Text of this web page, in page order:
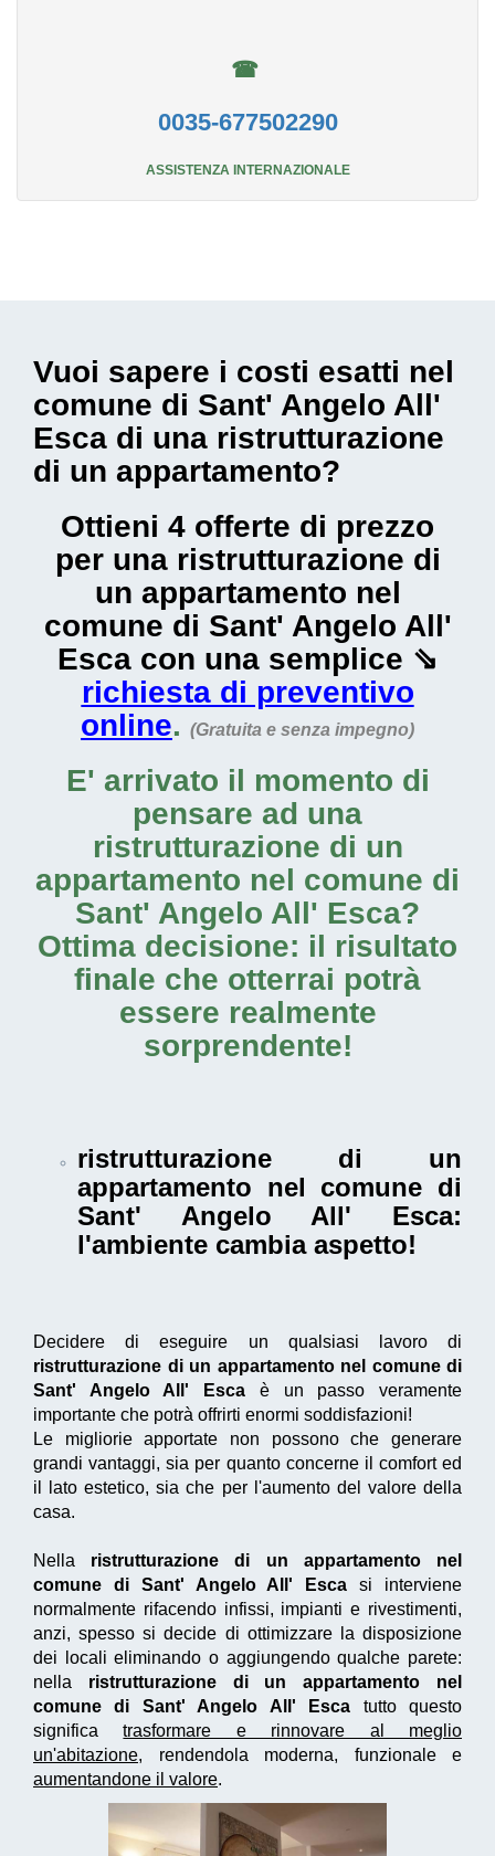
☎
0035-677502290
ASSISTENZA INTERNAZIONALE
Vuoi sapere i costi esatti nel
comune di Sant' Angelo All'
Esca di una ristrutturazione
di un appartamento?
Ottieni 4 offerte di prezzo
per una ristrutturazione di
un appartamento nel
comune di Sant' Angelo All'
Esca con una semplice ⇘
richiesta di preventivo
online. (Gratuita e senza impegno)
E' arrivato il momento di
pensare ad una
ristrutturazione di un
appartamento nel comune di
Sant' Angelo All' Esca?
Ottima decisione: il risultato
finale che otterrai potrà
essere realmente
sorprendente!
ristrutturazione di un
appartamento nel comune di
Sant' Angelo All' Esca:
l'ambiente cambia aspetto!
Decidere di eseguire un qualsiasi lavoro di
ristrutturazione di un appartamento nel comune di
Sant' Angelo All' Esca è un passo veramente
importante che potrà offrirti enormi soddisfazioni!
Le migliorie apportate non possono che generare
grandi vantaggi, sia per quanto concerne il comfort ed
il lato estetico, sia che per l'aumento del valore della
casa.
Nella ristrutturazione di un appartamento nel
comune di Sant' Angelo All' Esca si interviene
normalmente rifacendo infissi, impianti e rivestimenti,
anzi, spesso si decide di ottimizzare la disposizione
dei locali eliminando o aggiungendo qualche parete:
nella ristrutturazione di un appartamento nel
comune di Sant' Angelo All' Esca tutto questo
significatrasformare e rinnovare al meglio
un'abitazione, rendendola moderna, funzionale e
aumentandone il valore.